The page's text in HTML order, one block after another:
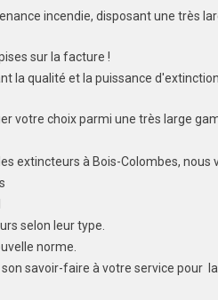
incendie, disposant une très
sur la facture !
la qualité et la puissance d'extinction.
votre choix parmi une très large
extincteurs à Bois-Colombes,
selon leur type.
norme.
savoir-faire à votre service pour